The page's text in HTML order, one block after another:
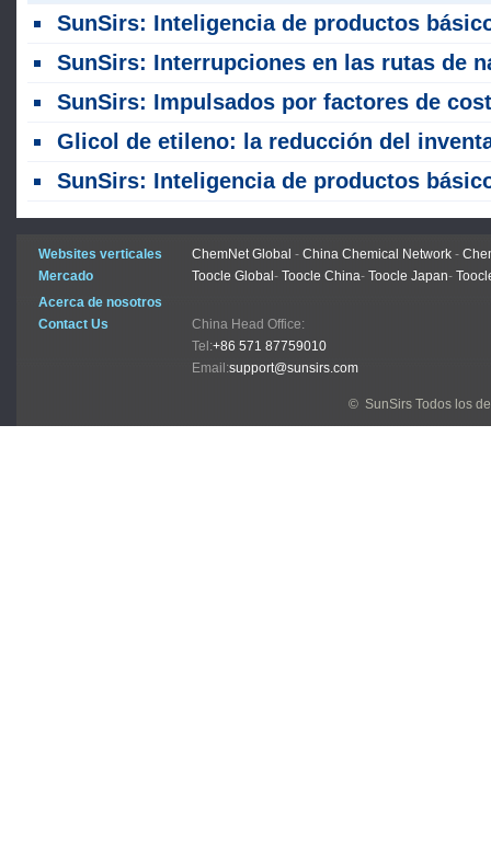
SunSirs: Inteligencia de productos básicos a granel de las industrias de productos textiles (5 de agosto de
SunSirs: Interrupciones en las rutas de navegación de Oriente Medio restringen aún más el suministro de
SunSirs: Impulsados por factores de costo favorables, los precios de la fibra grapa de poliéster fluctúan al alza
Glicol de etileno: la reducción del inventario portuario persiste; los precios
SunSirs: Inteligencia de productos básicos a granel de las industrias de productos textiles (30 de julio de
Websites verticales ChemNet Global - China Chemical Network -
Mercado
Toocle Global - Toocle China- Toocle Japan-
Acerca de nosotros
Contact Us
China Head Office:
Tel:+86 571 87759010
Email:support@sunsirs.com
© SunSirs Todos los